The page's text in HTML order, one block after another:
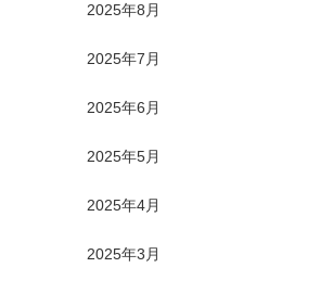
2025年8月
2025年7月
2025年6月
2025年5月
2025年4月
2025年3月